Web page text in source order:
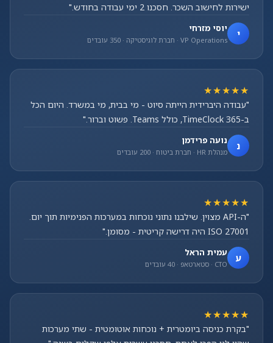
ישירות לחישוב השכר. חסכנו 2 ימי עבודה בחודש."
י יוסי מזרחי
VP Operations · חברת לוגיסטיקה · 350 עובדים
★★★★★
"עבודה היברידית הייתה סיוט - מי בבית, מי במשרד. היום הכל
ב-TimeClock 365, כולל Teams. פשוט וברור."
נ נועה פרידמן
מנהלת HR · חברת ביטוח · 200 עובדים
★★★★★
"ה-API מצוין. שילבנו נתוני נוכחות במערכות הפנימיות תוך יום.
ISO 27001 היה דרישה קריטית - מסומן."
ע עמית הראל
CTO · סטארטאפ · 40 עובדים
★★★★★
"בקרת כניסה ביומטרית + נוכחות אוטומטית - שתי מערכות